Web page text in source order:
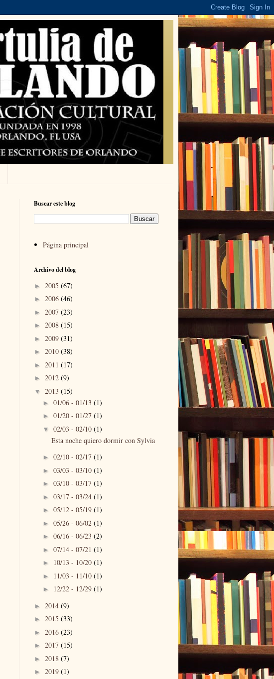
Buscar este blog
Página principal
Archivo del blog
► 2005 (67)
► 2006 (46)
► 2007 (23)
► 2008 (15)
► 2009 (31)
► 2010 (38)
► 2011 (17)
► 2012 (9)
▼ 2013 (15)
► 01/06 - 01/13 (1)
► 01/20 - 01/27 (1)
▼ 02/03 - 02/10 (1)
Esta noche quiero dormir con Sylvia
► 02/10 - 02/17 (1)
► 03/03 - 03/10 (1)
► 03/10 - 03/17 (1)
► 03/17 - 03/24 (1)
► 05/12 - 05/19 (1)
► 05/26 - 06/02 (1)
► 06/16 - 06/23 (2)
► 07/14 - 07/21 (1)
► 10/13 - 10/20 (1)
► 11/03 - 11/10 (1)
► 12/22 - 12/29 (1)
► 2014 (9)
► 2015 (33)
► 2016 (23)
► 2017 (15)
► 2018 (7)
► 2019 (1)